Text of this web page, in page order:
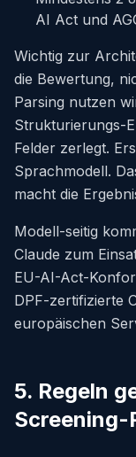
AI Act und
Wichtig zur
die Bewertung,
Parsing nutzen
Strukturierungs-
Felder zerlegt.
Sprachmodell.
macht die
Modell-seitig
Claude zum
EU-AI-Act-
DPF-zertifizierte
europäischen
5. Regeln
Screening-